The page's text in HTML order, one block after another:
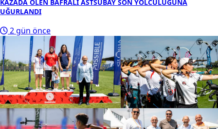
KAZADA ÖLEN BAFRALI ASTSUBAY SON YOLCULUĞUNA
UĞURLANDI
2 gün önce